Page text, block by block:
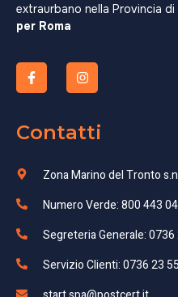
extraurbano nella Provincia
per Roma
Contatti
Zona Marino del Tronto
Numero Verde: 800 443
Segreteria Generale: 0736
Servizio Clienti: 0736 23